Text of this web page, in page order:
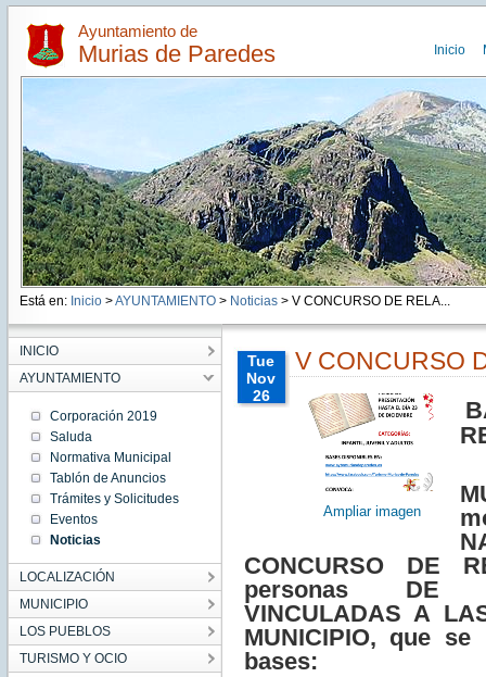
Ayuntamiento de
Murias de Paredes Inicio
Está en: Inicio >AYUNTAMIENTO> Noticias> V CONCURSO DE RELA...
INICIO
AYUNTAMIENTO
Corporación 2019
Saluda
Normativa Municipal
Tablón de Anuncios
Trámites y Solicitudes
Eventos
Noticias
LOCALIZACIÓN
MUNICIPIO
LOS PUEBLOS
TURISMO Y OCIO
Tue
Nov
26
CET
2024
V CONCURSO
Ampliar imagen
CONCURSO DE
personas DE
VINCULADAS A
MUNICIPIO, que
bases: